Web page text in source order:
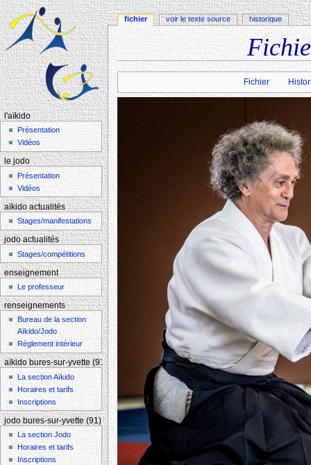
Aller à :navigation , rechercher
Fichier
fichier voir le texte source historique
l'aïkido
Présentation
Vidéos
le jodo
Présentation
Vidéos
aïkido actualités
Stages/manifestations
jodo actualités
Stages/compétitions
enseignement
Le professeur
renseignements
Bureau de la section
Aïkido/Jodo
Règlement intérieur
aïkido bures-sur-yvette (91)
La section Aïkido
Horaires et tarifs
Inscriptions
jodo bures-sur-yvette (91)
La section Jodo
Horaires et tarifs
Inscriptions